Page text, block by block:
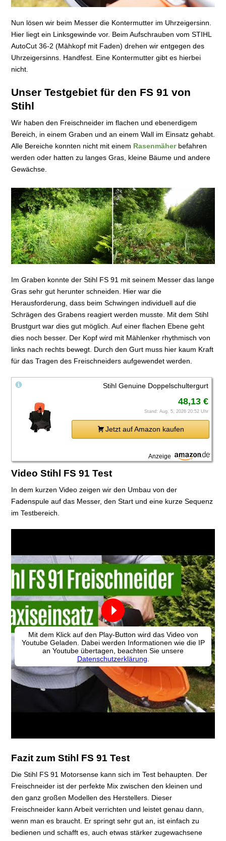
Nun lösen wir beim Messer die Kontermutter im Uhrzeigersinn.
Hier liegt ein Linksgewinde vor. Beim Aufschrauben vom STIHL
AutoCut 36-2 (Mähkopf mit Faden) drehen wir entgegen des
Uhrzeigersinns. Handfest. Eine Kontermutter gibt es hierbei
nicht.
Unser Testgebiet für den FS 91 von
Stihl
Wir haben den Freischneider im flachen und ebenerdigem
Bereich, in einem Graben und an einem Wall im Einsatz gehabt.
Alle Bereiche konnten nicht mit einem Rasenmäherbefahren
werden oder hatten zu langes Gras, kleine Bäume und andere
Gewächse.
Im Graben konnte der Stihl FS 91 mit seinem Messer das lange
Gras sehr gut herunter schneiden. Hier war die
Herausforderung, dass beim Schwingen individuell auf die
Schrägen des Grabens reagiert werden musste. Mit dem Stihl
Brustgurt war dies gut möglich. Auf einer flachen Ebene geht
dies noch besser. Der Kopf wird mit Mählenker rhythmisch von
links nach rechts bewegt. Durch den Gurt muss hier kaum Kraft
für das Tragen des Freischneiders aufgewendet werden.
Stihl Genuine Doppelschultergurt
48,13 €
Stand: Aug. 5, 2026 20:52 Uhr
Jetzt auf Amazon kaufen
Anzeige
Video Stihl FS 91 Test
In dem kurzen Video zeigen wir den Umbau von der
Fadenspule auf das Messer, den Start und eine kurze Sequenz
im Testbereich.
Fazit zum Stihl FS 91 Test
Die Stihl FS 91 Motorsense kann sich im Test behaupten. Der
Freischneider ist der perfekte Mix zwischen den kleinen und
den ganz großen Modellen des Herstellers. Dieser
Freischneider kann Arbeit verrichten und leistet genau dann,
wenn man es braucht. Er springt sehr gut an, ist einfach zu
bedienen und schafft es, auch etwas stärker zugewachsene